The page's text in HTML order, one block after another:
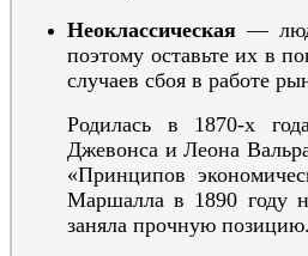
Неоклассическая —
поэтому оставьте их в
случаев сбоя в работе
Родилась в 1870-х
Джевонса и Леона
«Принципов
Маршалла в 1890 году
заняла прочную позицию.